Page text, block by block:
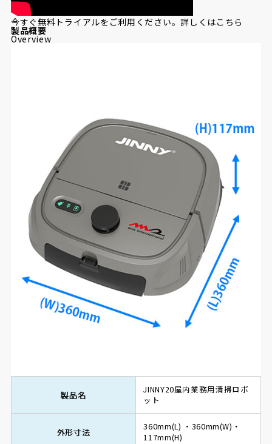
今すぐ無料トライアルをご利用ください。詳しくはこちら
製品概要
Overview
製品名
JINNY20屋内業務用清掃ロボ
ット
外形寸法
360mm(L) ・360mm(W)・
117mm(H)